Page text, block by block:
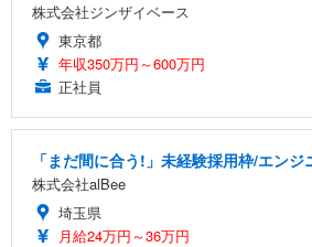
株式会社ジンザイベース
東京都
年収350万円～600万円
正社員
「まだ間に合う!」未経験採用枠/エンジ
株式会社alBee
埼玉県
月給24万円～36万円